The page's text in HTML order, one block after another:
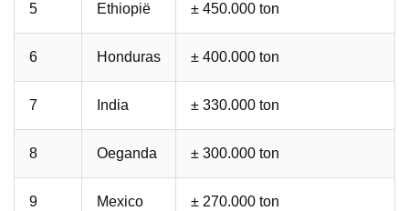
5 Ethiopië ± 450.000 ton
6 Honduras ± 400.000 ton
7 India ± 330.000 ton
8 Oeganda ± 300.000 ton
9 Mexico ± 270.000 ton